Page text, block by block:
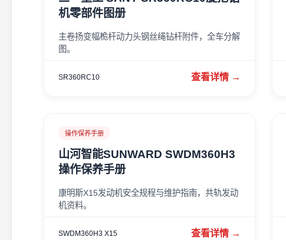
机零部件图册
主卷扬变幅桅杆动力头钢丝绳钻杆附件，全车分解
图。
SR360RC10 查看详情 →
操作保养手册
山河智能SUNWARD SWDM360H3
操作保养手册
康明斯X15发动机安全规程与维护指南，共轨发动
机资料。
SWDM360H3 X15 查看详情 →